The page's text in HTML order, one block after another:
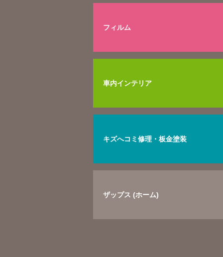
フィルム
車内インテリア
キズへコミ修理・板金塗装
ザップス (ホーム)